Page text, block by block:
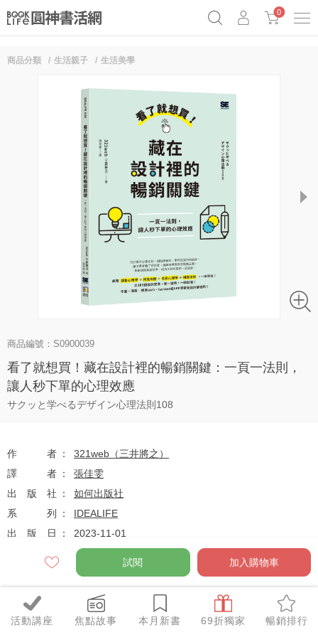
Netflix話題章魚小說！
0
活動講座 焦點故事 本月新書 69折獨家 暢銷排行
商品分類 生活親子 生活美學
next
商品編號：S0900039
看了就想買！藏在設計裡的暢銷關鍵：一頁一法則，
讓人秒下單的心理效應
サクッと学べるデザイン心理法則108
作者
321web（三井將之）
譯者
張佳雯
出版社
如何出版社
系列
IDEALIFE
出版日
2023-11-01
定價 $330
優惠價 79折$261元
試閱 加入購物車